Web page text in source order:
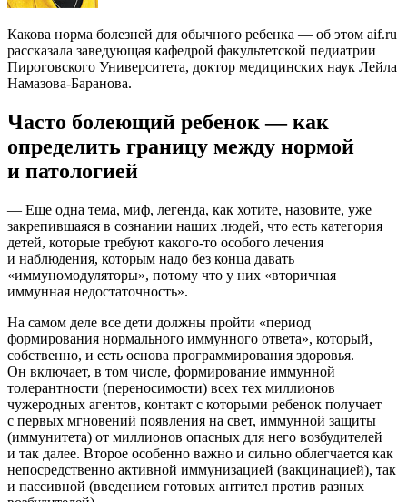
Какова норма болезней для обычного ребенка — об этом aif.ru
рассказала заведующая кафедрой факультетской педиатрии
Пироговского Университета, доктор медицинских наук Лейла
Намазова-Баранова.
Часто болеющий ребенок — как
определить границу между нормой
и патологией
— Еще одна тема, миф, легенда, как хотите, назовите, уже
закрепившаяся в сознании наших людей, что есть категория
детей, которые требуют какого-то особого лечения
и наблюдения, которым надо без конца давать
«иммуномодуляторы», потому что у них «вторичная
иммунная недостаточность».
На самом деле все дети должны пройти «период
формирования нормального иммунного ответа», который,
собственно, и есть основа программирования здоровья.
Он включает, в том числе, формирование иммунной
толерантности (переносимости) всех тех миллионов
чужеродных агентов, контакт с которыми ребенок получает
с первых мгновений появления на свет, иммунной защиты
(иммунитета) от миллионов опасных для него возбудителей
и так далее. Второе особенно важно и сильно облегчается как
непосредственно активной иммунизацией (вакцинацией), так
и пассивной (введением готовых антител против разных